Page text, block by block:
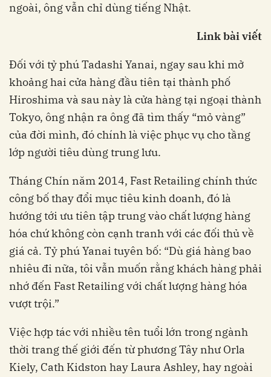
ngoài, ông vẫn chỉ dùng tiếng Nhật.
Link bài viết
Đối với tỷ phú Tadashi Yanai, ngay sau khi mở
khoảng hai cửa hàng đầu tiên tại thành phố
Hiroshima và sau này là cửa hàng tại ngoại thành
Tokyo, ông nhận ra ông đã tìm thấy “mỏ vàng”
của đời mình, đó chính là việc phục vụ cho tầng
lớp người tiêu dùng trung lưu.
Tháng Chín năm 2014, Fast Retailing chính thức
công bố thay đổi mục tiêu kinh doanh, đó là
hướng tới ưu tiên tập trung vào chất lượng hàng
hóa chứ không còn cạnh tranh với các đối thủ về
giá cả. Tỷ phú Yanai tuyên bố: “Dù giá hàng bao
nhiêu đi nữa, tôi vẫn muốn rằng khách hàng phải
nhớ đến Fast Retailing với chất lượng hàng hóa
vượt trội.”
Việc hợp tác với nhiều tên tuổi lớn trong ngành
thời trang thế giới đến từ phương Tây như Orla
Kiely, Cath Kidston hay Laura Ashley, hay ngoài